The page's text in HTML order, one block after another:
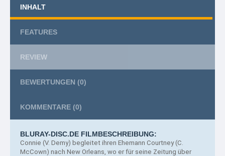
INHALT
FEATURES
REVIEW
BEWERTUNGEN (0)
KOMMENTARE (0)
BLURAY-DISC.DE FILMBESCHREIBUNG:
Connie (V. Demy) begleitet ihren Ehemann Courtney (C.
McCown) nach New Orleans, wo er für seine Zeitung über